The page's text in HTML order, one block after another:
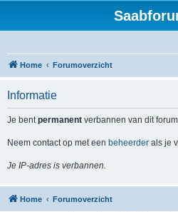
Home Forumoverzicht
Informatie
Je bentpermanent verbannen van dit
Neem contact op met een beheerder als je
Je IP-adres is verbannen.
Home Forumoverzicht